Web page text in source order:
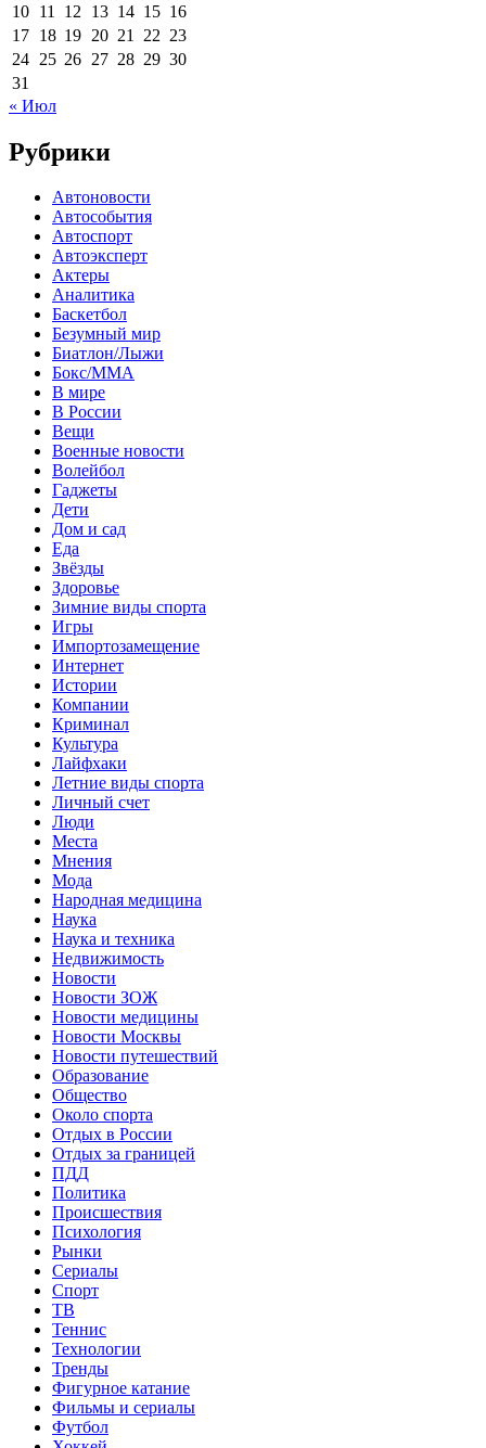
10 11 12 13 14 15 16
17 18 19 20 21 22 23
24 25 26 27 28 29 30
31
« Июл
Рубрики
Автоновости
Автособытия
Автоспорт
Автоэксперт
Актеры
Аналитика
Баскетбол
Безумный мир
Биатлон/Лыжи
Бокс/MMA
В мире
В России
Вещи
Военные новости
Волейбол
Гаджеты
Дети
Дом и сад
Еда
Звёзды
Здоровье
Зимние виды спорта
Игры
Импортозамещение
Интернет
Истории
Компании
Криминал
Культура
Лайфхаки
Летние виды спорта
Личный счет
Люди
Места
Мнения
Мода
Народная медицина
Наука
Наука и техника
Недвижимость
Новости
Новости ЗОЖ
Новости медицины
Новости Москвы
Новости путешествий
Образование
Общество
Около спорта
Отдых в России
Отдых за границей
ПДД
Политика
Происшествия
Психология
Рынки
Сериалы
Спорт
ТВ
Теннис
Технологии
Тренды
Фигурное катание
Фильмы и сериалы
Футбол